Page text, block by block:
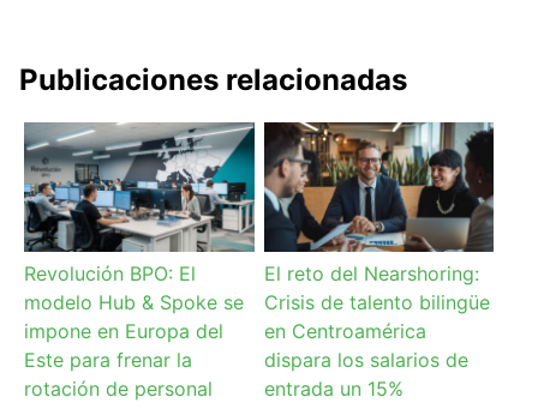
Publicaciones relacionadas
Revolución BPO: El
modelo Hub & Spoke se
impone en Europa del
Este para frenar la
rotación de personal
El reto del Nearshoring:
Crisis de talento bilingüe
en Centroamérica
dispara los salarios de
entrada un 15%